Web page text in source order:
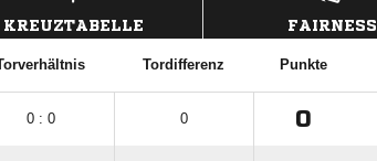
KREUZTABELLE FAIRNESS
Tordifferenz Punkte
0 : 0 0 0